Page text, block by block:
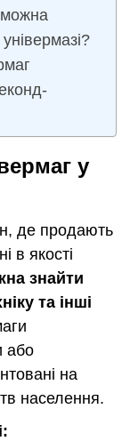
у
де продають
в якості
знайти
та інші
або
на
населення.